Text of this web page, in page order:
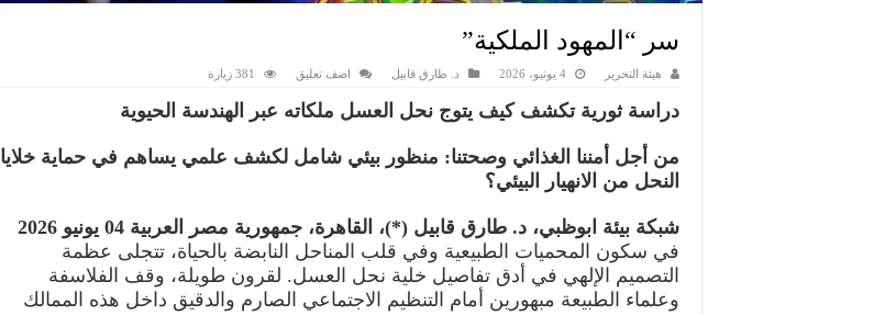
سر “المهود الملكية”
هيئة التحرير 4 يونيو، 2026 د. طارق قابيل اضف تعليق 381 زيارة
دراسة ثورية تكشف كيف يتوج نحل العسل ملكاته عبر الهندسة الحيوية
من أجل أمننا الغذائي وصحتنا: منظور بيئي شامل لكشف علمي يساهم في حماية خلايا
النحل من الانهيار البيئي؟
شبكة بيئة ابوظبي، د. طارق قابيل (*)، القاهرة، جمهورية مصر العربية 04 يونيو 2026
في سكون المحميات الطبيعية وفي قلب المناحل النابضة بالحياة، تتجلى عظمة
التصميم الإلهي في أدق تفاصيل خلية نحل العسل. لقرون طويلة، وقف الفلاسفة
وعلماء الطبيعة مبهورين أمام التنظيم الاجتماعي الصارم والدقيق داخل هذه الممالك